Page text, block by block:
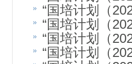
“国培计划（
“国培计划（
“国培计划（
“国培计划（